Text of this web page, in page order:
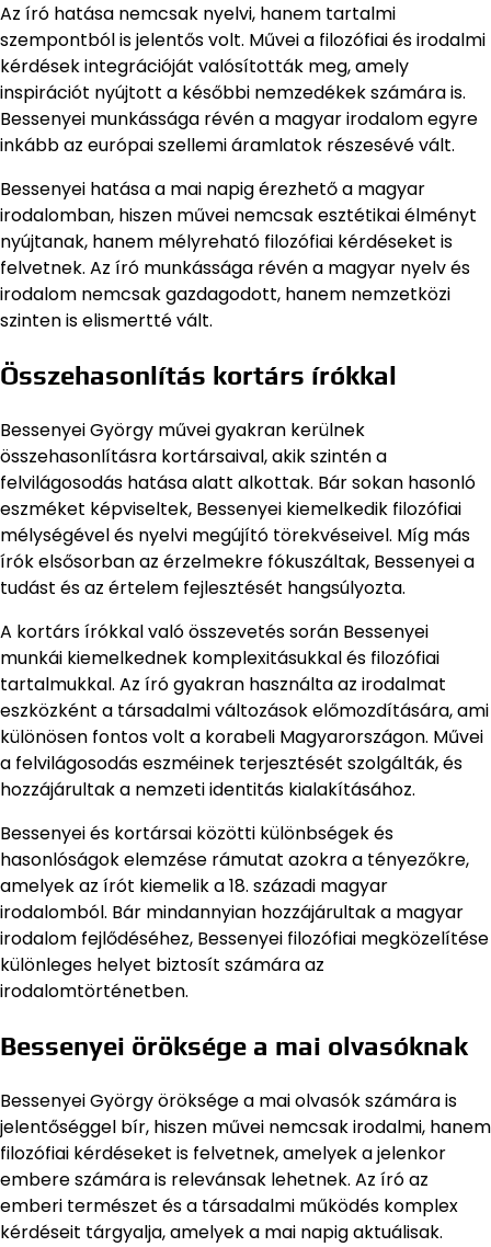
Az író hatása nemcsak nyelvi, hanem tartalmi
szempontból is jelentős volt. Művei a filozófiai és irodalmi
kérdések integrációját valósították meg, amely
inspirációt nyújtott a későbbi nemzedékek számára is.
Bessenyei munkássága révén a magyar irodalom egyre
inkább az európai szellemi áramlatok részesévé vált.
Bessenyei hatása a mai napig érezhető a magyar
irodalomban, hiszen művei nemcsak esztétikai élményt
nyújtanak, hanem mélyreható filozófiai kérdéseket is
felvetnek. Az író munkássága révén a magyar nyelv és
irodalom nemcsak gazdagodott, hanem nemzetközi
szinten is elismertté vált.
Összehasonlítás kortárs írókkal
Bessenyei György művei gyakran kerülnek
összehasonlításra kortársaival, akik szintén a
felvilágosodás hatása alatt alkottak. Bár sokan hasonló
eszméket képviseltek, Bessenyei kiemelkedik filozófiai
mélységével és nyelvi megújító törekvéseivel. Míg más
írók elsősorban az érzelmekre fókuszáltak, Bessenyei a
tudást és az értelem fejlesztését hangsúlyozta.
A kortárs írókkal való összevetés során Bessenyei
munkái kiemelkednek komplexitásukkal és filozófiai
tartalmukkal. Az író gyakran használta az irodalmat
eszközként a társadalmi változások előmozdítására, ami
különösen fontos volt a korabeli Magyarországon. Művei
a felvilágosodás eszméinek terjesztését szolgálták, és
hozzájárultak a nemzeti identitás kialakításához.
Bessenyei és kortársai közötti különbségek és
hasonlóságok elemzése rámutat azokra a tényezőkre,
amelyek az írót kiemelik a 18. századi magyar
irodalomból. Bár mindannyian hozzájárultak a magyar
irodalom fejlődéséhez, Bessenyei filozófiai megközelítése
különleges helyet biztosít számára az
irodalomtörténetben.
Bessenyei öröksége a mai olvasóknak
Bessenyei György öröksége a mai olvasók számára is
jelentőséggel bír, hiszen művei nemcsak irodalmi, hanem
filozófiai kérdéseket is felvetnek, amelyek a jelenkor
embere számára is relevánsak lehetnek. Az író az
emberi természet és a társadalmi működés komplex
kérdéseit tárgyalja, amelyek a mai napig aktuálisak.